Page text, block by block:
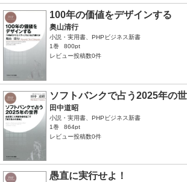
100年の価値をデザインする
奥山清行
小説・実用書、PHPビジネス新書
1巻
800pt
レビュー投稿数0件
ソフトバンクで占う2025年の
田中道昭
小説・実用書、PHPビジネス新書
1巻
864pt
レビュー投稿数0件
愚直に実行せよ！